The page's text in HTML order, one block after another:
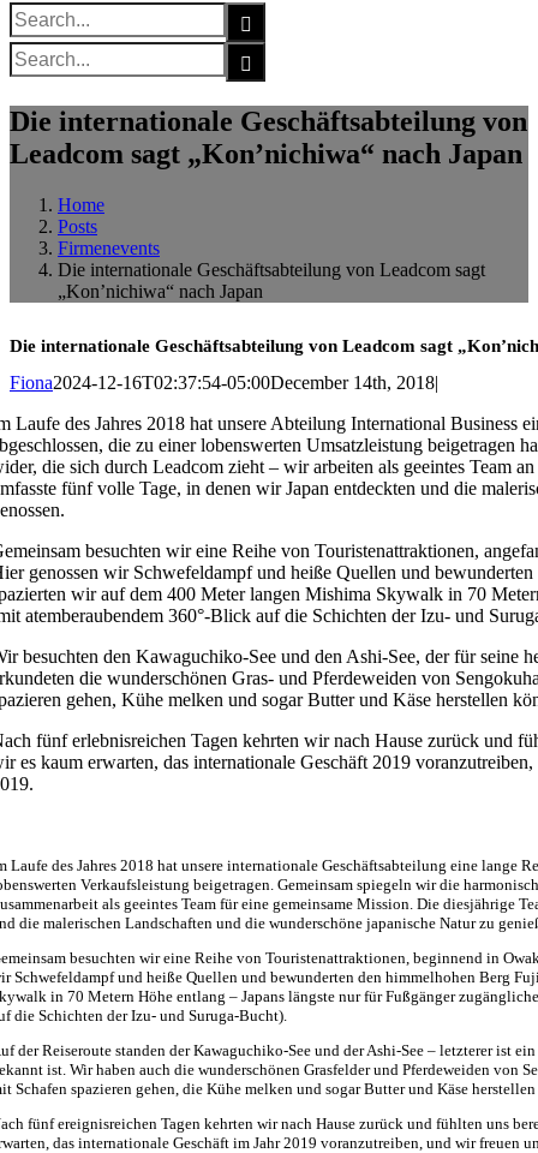
Search
for:
Search
for:
Die internationale Geschäftsabteilung von
Leadcom sagt „Kon’nichiwa“ nach Japan
Home
Posts
Firmenevents
Die internationale Geschäftsabteilung von Leadcom sagt
„Kon’nichiwa“ nach Japan
Die internationale Geschäftsabteilung von Leadcom sagt
Fiona2024-12-16T02:37:54-05:00December 14th, 2018|
Laufe des Jahres 2018 hat unsere Abteilung International Business
die zu einer lobenswerten Umsatzleistung beigetragen
die sich durch Leadcom zieht – wir arbeiten als geeintes Team
fünf volle Tage, in denen wir Japan entdeckten und die
besuchten wir eine Reihe von Touristenattraktionen,
genossen wir Schwefeldampf und heiße Quellen und
wir auf dem 400 Meter langen Mishima Skywalk in 70
atemberaubendem 360°-Blick auf die Schichten der Izu- und
besuchten den Kawaguchiko-See und den Ashi-See, der für seine
die wunderschönen Gras- und Pferdeweiden von
gehen, Kühe melken und sogar Butter und Käse herstellen
fünf erlebnisreichen Tagen kehrten wir nach Hause zurück und
es kaum erwarten, das internationale Geschäft 2019
Laufe des Jahres 2018 hat unsere internationale Geschäftsabteilung eine lange
Verkaufsleistung beigetragen. Gemeinsam spiegeln wir die
als geeintes Team für eine gemeinsame Mission. Die diesjährige
die malerischen Landschaften und die wunderschöne japanische Natur zu
besuchten wir eine Reihe von Touristenattraktionen, beginnend in
Schwefeldampf und heiße Quellen und bewunderten den himmelhohen Berg
in 70 Metern Höhe entlang – Japans längste nur für Fußgänger
die Schichten der Izu- und Suruga-Bucht).
der Reiseroute standen der Kawaguchiko-See und der Ashi-See – letzterer ist
ist. Wir haben auch die wunderschönen Grasfelder und Pferdeweiden von
Schafen spazieren gehen, die Kühe melken und sogar Butter und Käse
fünf ereignisreichen Tagen kehrten wir nach Hause zurück und fühlten uns
das internationale Geschäft im Jahr 2019 voranzutreiben, und wir freuen